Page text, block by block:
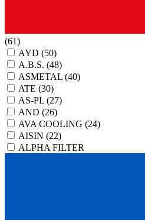
(61)
AYD (50)
A.B.S. (48)
ASMETAL (40)
ATE (30)
AS-PL (27)
AND (26)
AVA COOLING (24)
AISIN (22)
ALPHA FILTER